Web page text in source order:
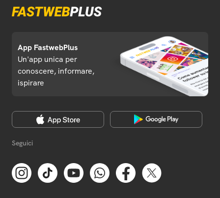
App FastwebPlus
Un'app unica per
conoscere, informare,
ispirare
Seguici